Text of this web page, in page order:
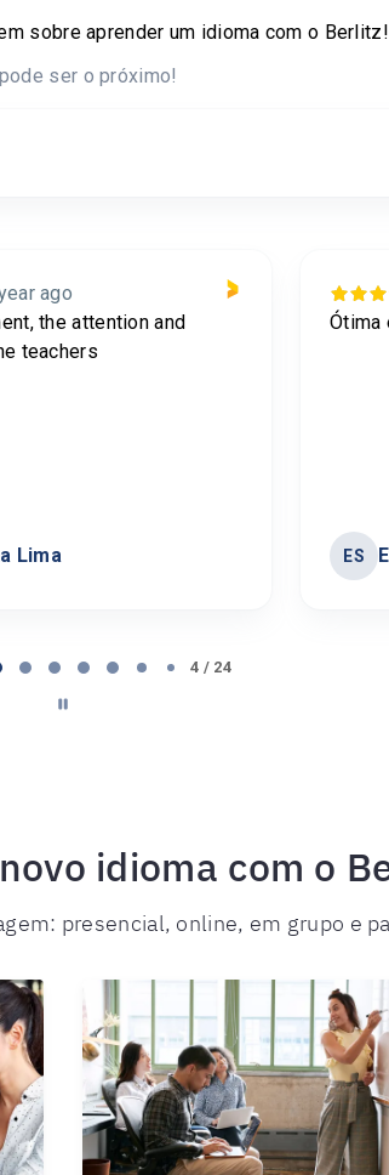
sobre aprender um idioma com o Berlitz!
ser o próximo!
ago
the attention and
teachers
Lima
Ótima
ES
4 / 24
idioma com o
presencial, online, em grupo e